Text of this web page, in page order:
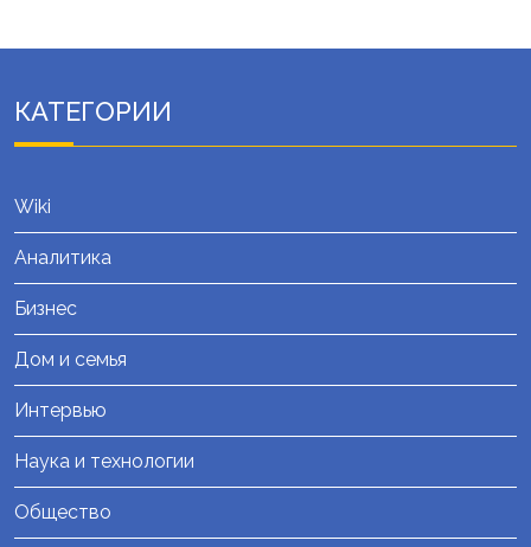
КАТЕГОРИИ
Wiki
Аналитика
Бизнес
Дом и семья
Интервью
Наука и технологии
Общество